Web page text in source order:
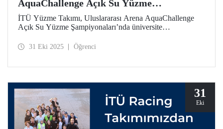
AquaChallenge Açık Su Yüzme
Şampiyonaları'ndaki Başarıları
İTÜ Yüzme Takımı, Uluslararası Arena AquaChallenge
Açık Su Yüzme Şampiyonaları’nda üniversite
gurur verici dereceler elde etti.
31 Eki 2025 Öğrenci
31
Eki